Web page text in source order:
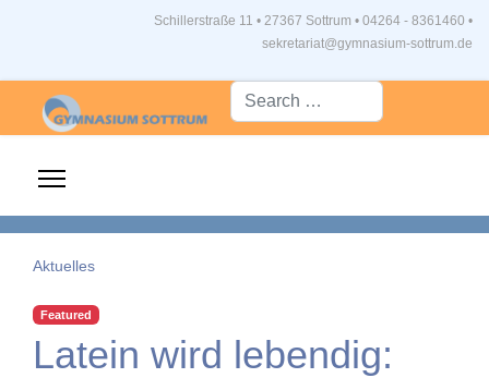
Schillerstraße 11 • 27367 Sottrum • 04264 - 8361460 •
sekretariat@gymnasium-sottrum.de
Suche...
Aktuelles
Featured
Latein wird lebendig: